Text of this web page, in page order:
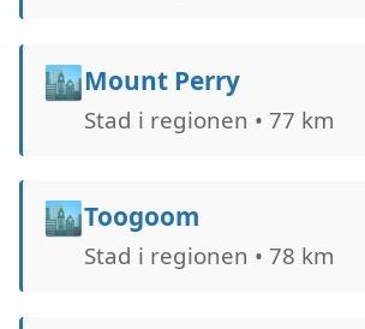
🏙️Mount Perry
Stad i regionen • 77 km
🏙️Toogoom
Stad i regionen • 78 km